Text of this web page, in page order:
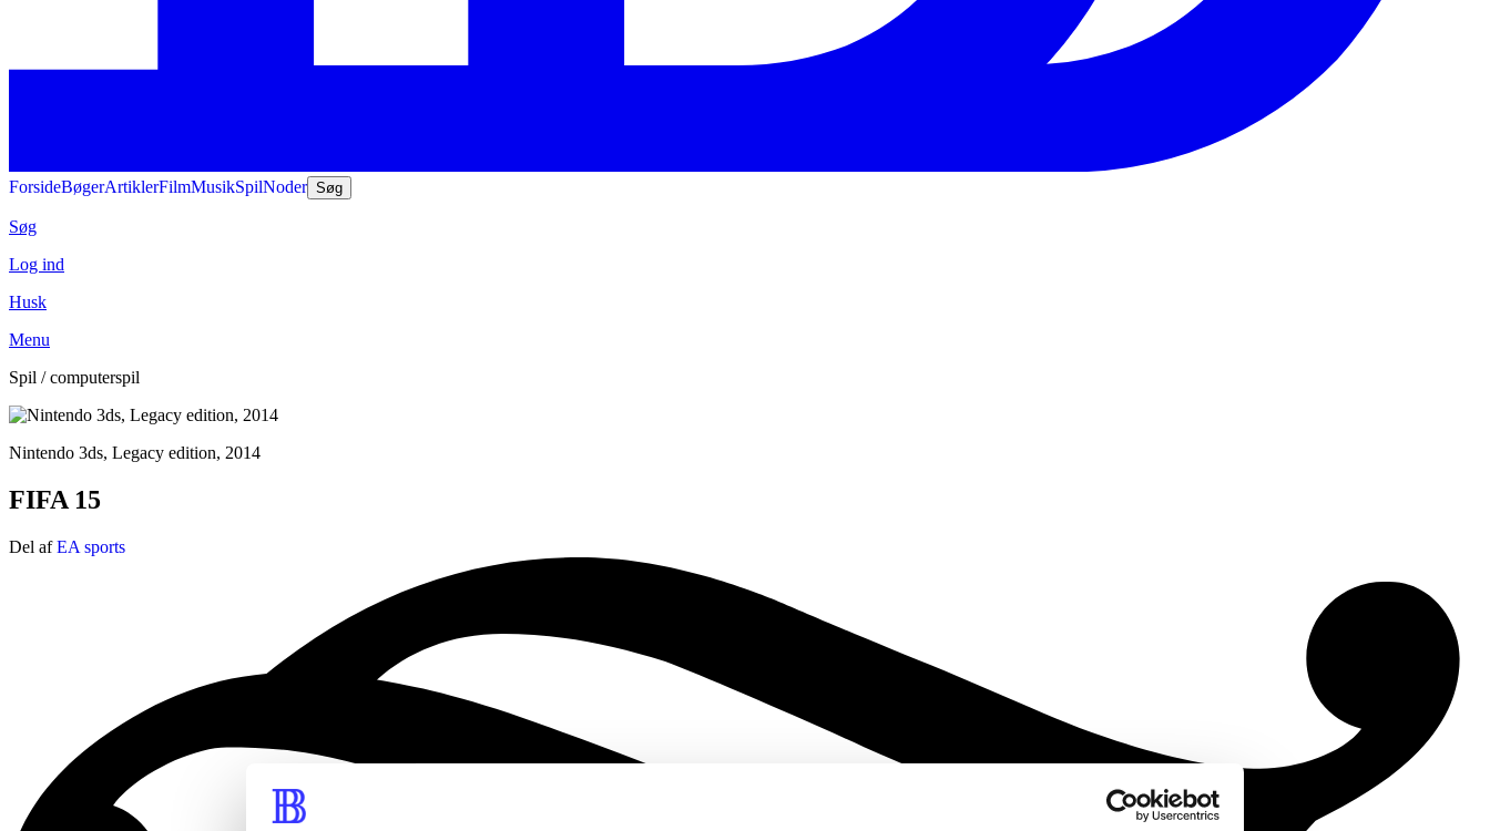
ForsideBøgerArtiklerFilmMusikSpilNoder Søg
Søg
Log ind
Husk
Menu
Spil / computerspil
Nintendo 3ds, Legacy edition, 2014
FIFA 15
Del afEA sports